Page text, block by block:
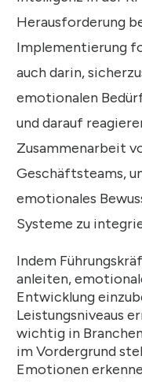
Herausforderung
Implementierung
auch darin,
emotionalen
und darauf
Zusammenarbeit
Geschäftsteams,
emotionales
Systeme zu
Indem
anleiten,
Entwicklung
Leistungsniveaus
wichtig in
im Vordergrund
Emotionen